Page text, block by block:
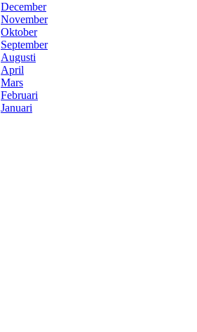
December
November
Oktober
September
Augusti
April
Mars
Februari
Januari